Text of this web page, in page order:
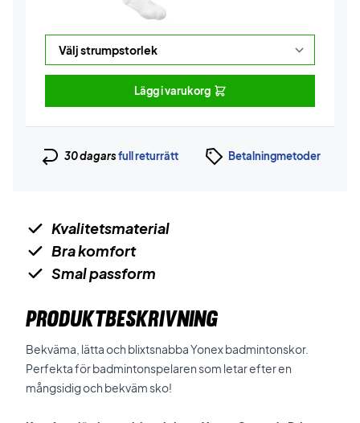
Lägg i varukorg
30 dagarsfull returrätt Betalningmetoder
Kvalitetsmaterial
Bra komfort
Smal passform
PRODUKTBESKRIVNING
Bekväma, lätta och blixtsnabba Yonex badmintonskor.
Perfekta för badmintonspelaren som letar efter en
mångsidig och bekväm sko!